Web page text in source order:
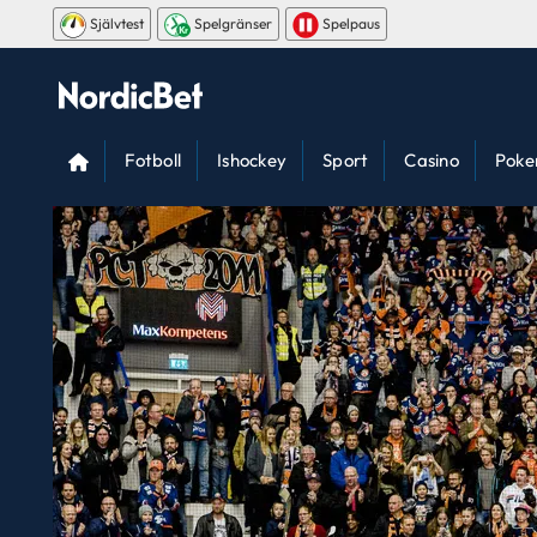
Självtest Spelgränser Spelpaus
Fotboll Ishockey Sport Casino